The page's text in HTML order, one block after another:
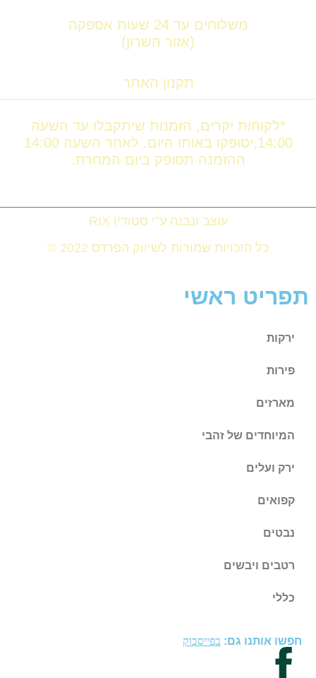
משלוחים עד 24 שעות אספקה
(אזור השרון)
תקנון האתר
*לקוחות יקרים, הזמנות שיתקבלו עד השעה
14:00,יסופקו באותו היום. לאחר השעה 14:00
ההזמנה תסופק ביום המחרת.
כל הזכויות שמורות לשיווק הפרדס 2022 ©
עוצב ונבנה ע”י סטודיו RIX
תפריט ראשי
ירקות
פירות
מארזים
המיוחדים של זהבי
ירק ועלים
קפואים
נבטים
רטבים ויבשים
כללי
חפשו אותנו גם: בפייסבוק